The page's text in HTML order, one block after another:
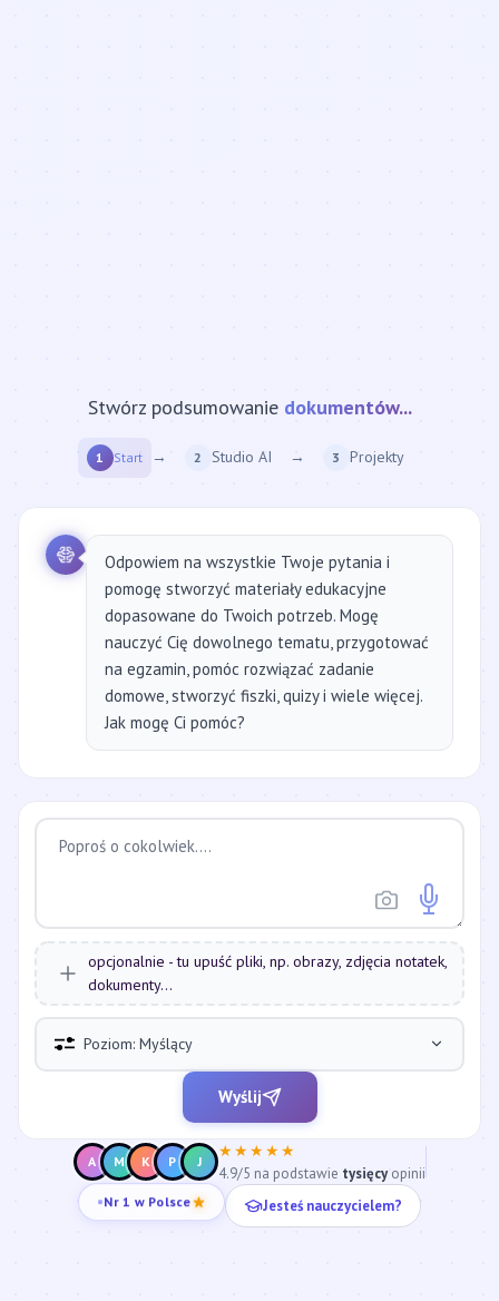
Stwórz podsumowanie strony internetowej...
1 Start → 2 Studio AI → 3 Projekty
Odpowiem na wszystkie Twoje pytania i
pomogę stworzyć materiały edukacyjne
dopasowane do Twoich potrzeb. Mogę
nauczyć Cię dowolnego tematu, przygotować
na egzamin, pomóc rozwiązać zadanie
domowe, stworzyć fiszki, quizy i wiele więcej.
Jak mogę Ci pomóc?
opcjonalnie - tu upuść pliki, np. obrazy, zdjęcia notatek,
dokumenty...
Poziom: Myślący
Wyślij
A M K P J
★★★★★
4.9/5 na podstawie tysięcyopinii
Nr 1 w Polsce Jesteś nauczycielem?